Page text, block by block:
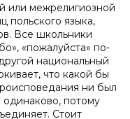
или межрелигиозной
польского языка,
Все школьники
«пожалуйста» по-
национальный
что какой бы
ни был
одинаково, потому
Стоит